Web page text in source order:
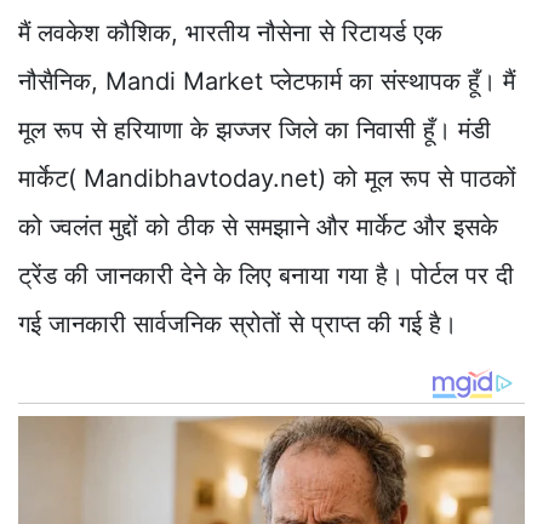
मैं लवकेश कौशिक, भारतीय नौसेना से रिटायर्ड एक
नौसैनिक, Mandi Market प्लेटफार्म का संस्थापक हूँ। मैं
मूल रूप से हरियाणा के झज्जर जिले का निवासी हूँ। मंडी
मार्केट( Mandibhavtoday.net) को मूल रूप से पाठकों
को ज्वलंत मुद्दों को ठीक से समझाने और मार्केट और इसके
ट्रेंड की जानकारी देने के लिए बनाया गया है। पोर्टल पर दी
गई जानकारी सार्वजनिक स्रोतों से प्राप्त की गई है।